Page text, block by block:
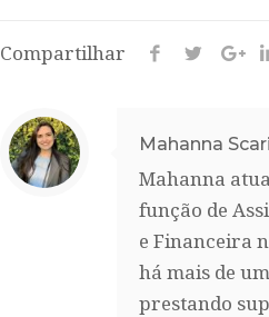
Compartilhar
Mahanna
Mahanna
função de
e Financeira
há mais de
prestando